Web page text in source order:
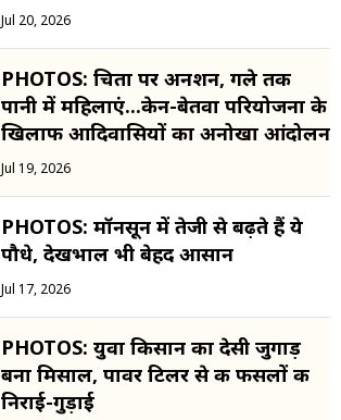
Jul 20, 2026
PHOTOS: चिता पर अनशन, गले तक
पानी में महिलाएं...केन-बेतवा परियोजना के
खिलाफ आदिवासियों का अनोखा आंदोलन
Jul 19, 2026
PHOTOS: मॉनसून में तेजी से बढ़ते हैं ये
पौधे, देखभाल भी बेहद आसान
Jul 17, 2026
PHOTOS: युवा किसान का देसी जुगाड़
बना मिसाल, पावर टिलर से की फसलों की
निराई-गुड़ाई